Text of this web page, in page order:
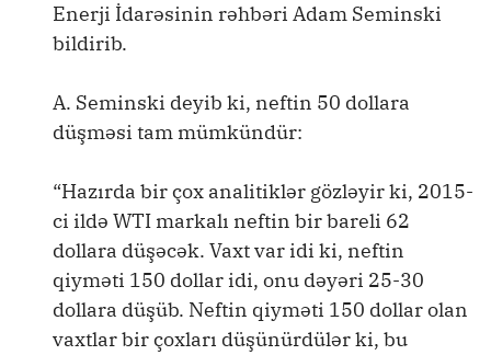
Enerji İdarəsinin rəhbəri Adam Seminski
bildirib.
A. Seminski deyib ki, neftin 50 dollara
düşməsi tam mümkündür:
“Hazırda bir çox analitiklər gözləyir ki, 2015-
ci ildə WTI markalı neftin bir bareli 62
dollara düşəcək. Vaxt var idi ki, neftin
qiyməti 150 dollar idi, onu dəyəri 25-30
dollara düşüb. Neftin qiyməti 150 dollar olan
vaxtlar bir çoxları düşünürdülər ki, bu